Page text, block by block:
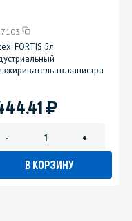
FORTIS 5л
тв. канистра
)
- +
В КОРЗИНУ